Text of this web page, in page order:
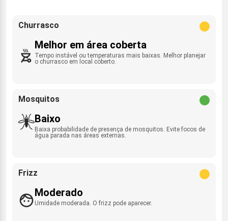
Churrasco
Melhor em área coberta
Tempo instável ou temperaturas mais baixas. Melhor planejar
o churrasco em local coberto.
Mosquitos
Baixo
Baixa probabilidade de presença de mosquitos. Evite focos de
água parada nas áreas externas.
Frizz
Moderado
Umidade moderada. O frizz pode aparecer.